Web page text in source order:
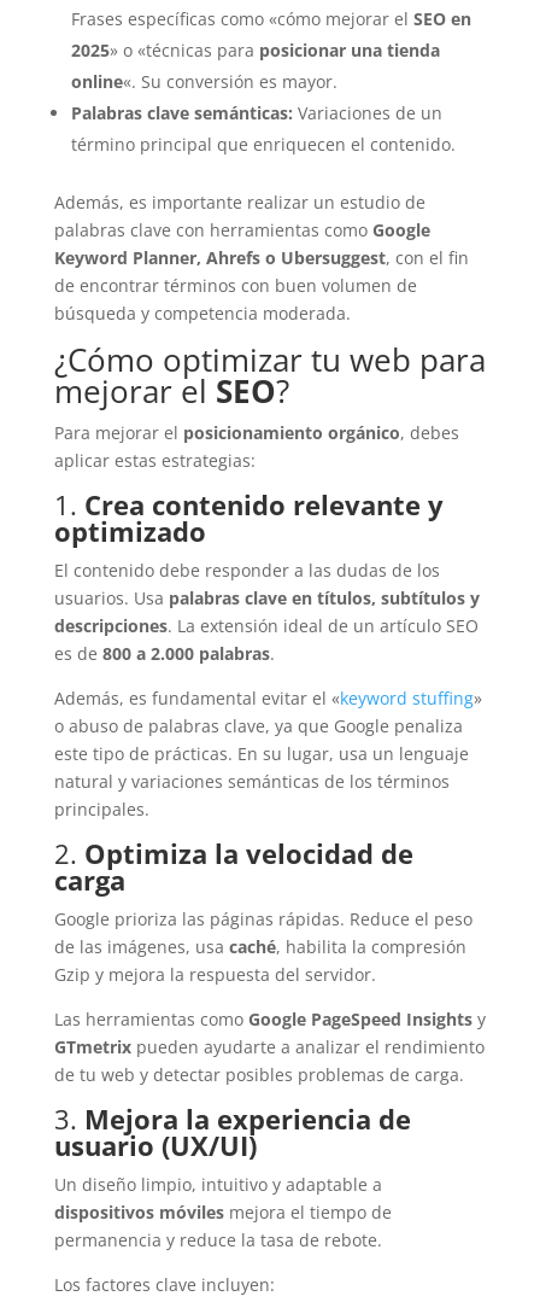
Frases específicas como «cómo mejorar el SEO en
2025» o «técnicas para posicionar una tienda
online«. Su conversión es mayor.
Palabras clave semánticas: Variaciones de un
término principal que enriquecen el contenido.
Además, es importante realizar un estudio de
palabras clave con herramientas como Google
Keyword Planner, Ahrefs o Ubersuggest, con el fin
de encontrar términos con buen volumen de
búsqueda y competencia moderada.
¿Cómo optimizar tu web para
mejorar el SEO?
Para mejorar el posicionamiento orgánico, debes
aplicar estas estrategias:
1. Crea contenido relevante y
optimizado
El contenido debe responder a las dudas de los
usuarios. Usa palabras clave en títulos, subtítulos y
descripciones. La extensión ideal de un artículo SEO
es de 800 a 2.000 palabras.
Además, es fundamental evitar el «keyword stuffing»
o abuso de palabras clave, ya que Google penaliza
este tipo de prácticas. En su lugar, usa un lenguaje
natural y variaciones semánticas de los términos
principales.
2. Optimiza la velocidad de
carga
Google prioriza las páginas rápidas. Reduce el peso
de las imágenes, usa caché, habilita la compresión
Gzip y mejora la respuesta del servidor.
Las herramientas como Google PageSpeed Insightsy
GTmetrixpueden ayudarte a analizar el rendimiento
de tu web y detectar posibles problemas de carga.
3. Mejora la experiencia de
usuario (UX/UI)
Un diseño limpio, intuitivo y adaptable a
dispositivos móvilesmejora el tiempo de
permanencia y reduce la tasa de rebote.
Los factores clave incluyen: